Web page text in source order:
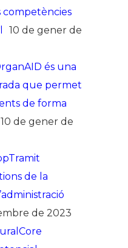
competències
10 de gener de
és una
que permet
de forma
10 de gener de
de la
de 2023